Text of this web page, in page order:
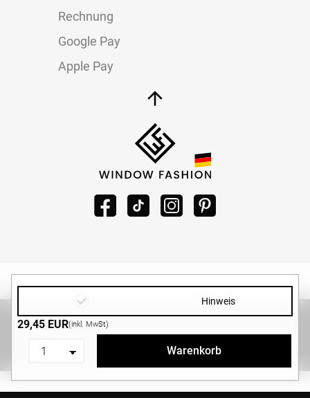
Hinweis
29,45 EUR(inkl. MwSt)
Warenkorb
Rechnung
Google Pay
Apple Pay
Copyright ©2026 -